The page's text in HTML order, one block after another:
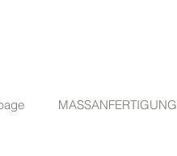
MASSANFERTIGUNG